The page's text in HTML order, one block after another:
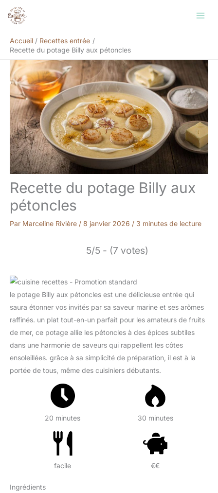
Accueil
Recettes entrée
Recette du potage Billy aux pétoncles
Recette du potage Billy aux
pétoncles
Par Marceline Rivière / 8 janvier 2026 / 3 minutes de lecture
5/5 - (7 votes)
le potage Billy aux pétoncles est une délicieuse entrée qui
saura étonner vos invités par sa saveur marine et ses arômes
raffinés. un plat tout-en-un parfait pour les amateurs de fruits
de mer, ce potage allie les pétoncles à des épices subtiles
dans une harmonie de saveurs qui rappellent les côtes
ensoleillées. grâce à sa simplicité de préparation, il est à la
portée de tous, même des cuisiniers débutants.
20 minutes 30 minutes
facile €€
Ingrédients
Rechercher